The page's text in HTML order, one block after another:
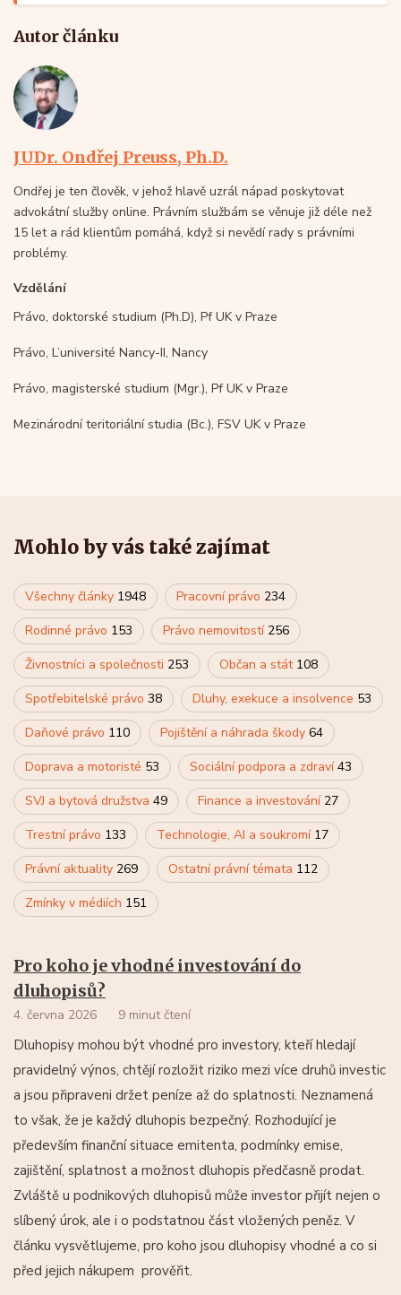
Autor článku
JUDr. Ondřej Preuss, Ph.D.
Ondřej je ten člověk, v jehož hlavě uzrál nápad poskytovat
advokátní služby online. Právním službám se věnuje již déle než
15 let a rád klientům pomáhá, když si nevědí rady s právními
problémy.
Vzdělání
Právo, doktorské studium (Ph.D), Pf UK v Praze
Právo, L’université Nancy-II, Nancy
Právo, magisterské studium (Mgr.), Pf UK v Praze
Mezinárodní teritoriální studia (Bc.), FSV UK v Praze
Mohlo by vás také zajímat
Všechny články 1948 Pracovní právo 234
Rodinné právo 153 Právo nemovitostí 256
Živnostníci a společnosti 253 Občan a stát 108
Spotřebitelské právo 38 Dluhy, exekuce a insolvence 53
Daňové právo 110 Pojištění a náhrada škody 64
Doprava a motoristé 53 Sociální podpora a zdraví43
SVJ a bytová družstva 49 Finance a investování 27
Trestní právo 133 Technologie, AI a soukromí 17
Právní aktuality 269 Ostatní právní témata 112
Zmínky v médiích 151
Pro koho je vhodné investování do
dluhopisů?
4. června 2026 9 minut čtení
Dluhopisy mohou být vhodné pro investory, kteří hledají
pravidelný výnos, chtějí rozložit riziko mezi více druhů investic
a jsou připraveni držet peníze až do splatnosti. Neznamená
to však, že je každý dluhopis bezpečný. Rozhodující je
především finanční situace emitenta, podmínky emise,
zajištění, splatnost a možnost dluhopis předčasně prodat.
Zvláště u podnikových dluhopisů může investor přijít nejen o
slíbený úrok, ale i o podstatnou část vložených peněz. V
článku vysvětlujeme, pro koho jsou dluhopisy vhodné a co si
před jejich nákupem prověřit.